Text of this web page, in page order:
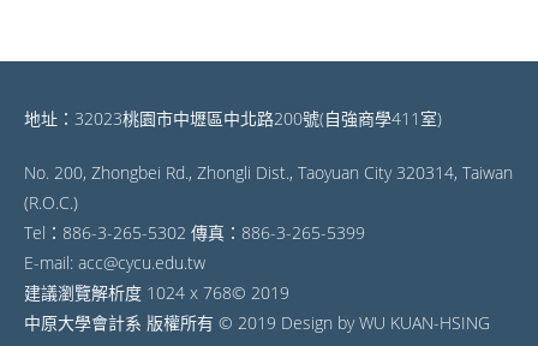
地址：32023桃園市中壢區中北路200號(自強商學411室)
No. 200, Zhongbei Rd., Zhongli Dist., Taoyuan City 320314, Taiwan
(R.O.C.)
Tel：886-3-265-5302 傳真：886-3-265-5399
E-mail: acc@cycu.edu.tw
建議瀏覽解析度 1024 x 768© 2019
中原大學會計系 版權所有 © 2019 Design by WU KUAN-HSING